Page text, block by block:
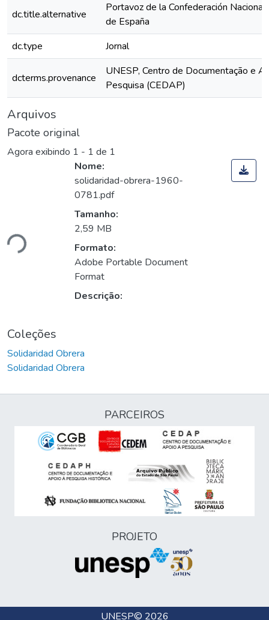
dc.title.alternative
Portavoz de la Confederación Nacional
de España
dc.type
Jornal
dcterms.provenance
UNESP, Centro de Documentação e
Pesquisa (CEDAP)
Arquivos
Pacote original
Agora exibindo 1 - 1 de 1
Nome:
solidaridad-obrera-1960-
0781.pdf
Tamanho:
2,59 MB
Formato:
Adobe Portable Document
Format
Descrição:
Coleções
Solidaridad Obrera
Solidaridad Obrera
PARCEIROS
PROJETO
UNESP© 2026